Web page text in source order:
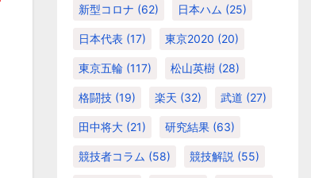
新型コロナ (62) 日本ハム (25)
日本代表 (17) 東京2020 (20)
東京五輪 (117) 松山英樹 (28)
格闘技 (19) 楽天 (32) 武道 (27)
田中将大 (21) 研究結果 (63)
競技者コラム (58) 競技解説 (55)